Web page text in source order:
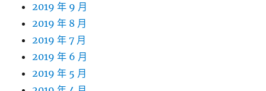
2019 年 9 月
2019 年 8 月
2019 年 7 月
2019 年 6 月
2019 年 5 月